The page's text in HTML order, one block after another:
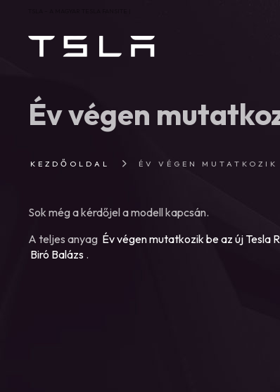
Év végen
KEZDŐOLDAL ÉV VÉGEN
Sok még a kérdőjel a modell kapcsán.
A teljes anyag Év végen mutatkozik be az új Tesla
Biró Balázs .